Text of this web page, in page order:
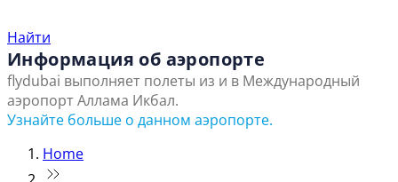
Найти
Информация об аэропорте
flydubai выполняет полеты из и в Международный
аэропорт Аллама Икбал.
Узнайте больше о данном аэропорте.
Home